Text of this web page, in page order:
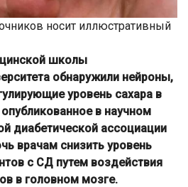
носит иллюстративный
школы
обнаружили нейроны,
уровень сахара в
в научном
диабетической ассоциации
врачам снизить уровень
с СД путем воздействия
в головном мозге.